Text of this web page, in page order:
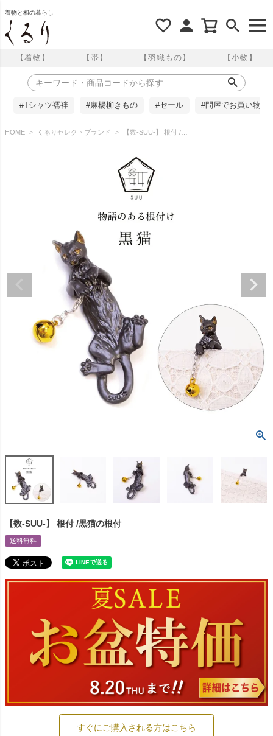
着物と和の暮らし
【着物】 【帯】 【羽織もの】 【小物】
#Tシャツ襦袢 #麻楊柳きもの #セール #問屋でお買い物
HOME くるりセレクトブランド 【数-SUU-】 根付 /黒猫の根付
【数-SUU-】 根付 /黒猫の根付
送料無料
すぐにご購入される方はこちら